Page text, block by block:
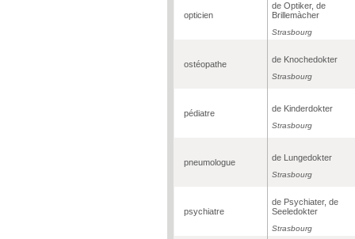
opticien
de Optiker, de
Brillemàcher
Strasbourg
ostéopathe de Knochedokter
Strasbourg
pédiatre de Kinderdokter
Strasbourg
pneumologue de Lungedokter
Strasbourg
psychiatre
de Psychiater, de
Seeledokter
Strasbourg